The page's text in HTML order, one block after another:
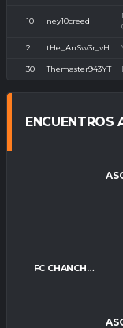
10 ney10creed
2 tHe_AnSw3r_vH
30 Themaster943YT
ENCUENTROS
FC CHANCHITOS